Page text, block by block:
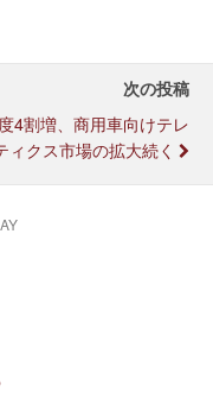
次の投稿
4割増、商用車向けテレ
ィクス市場の拡大続く